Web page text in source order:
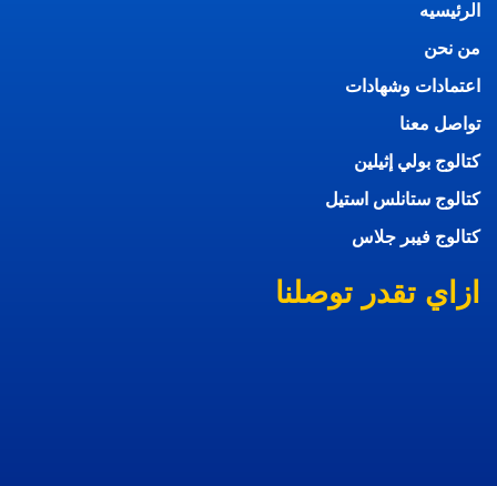
الرئيسيه
من نحن
اعتمادات وشهادات
تواصل معنا
كتالوج بولي إثيلين
كتالوج ستانلس استيل
كتالوج فيبر جلاس
ازاي تقدر توصلنا